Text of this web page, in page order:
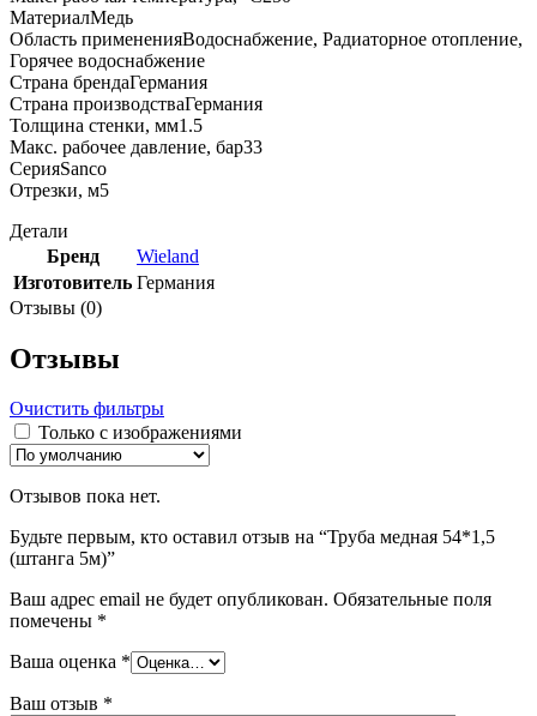
МатериалМедь
Область примененияВодоснабжение, Радиаторное отопление,
Горячее водоснабжение
Страна брендаГермания
Страна производстваГермания
Толщина стенки, мм1.5
Макс. рабочее давление, бар33
СерияSanco
Отрезки, м5
Детали
Бренд
Wieland
Изготовитель Германия
Отзывы (0)
Отзывы
Очистить фильтры
Только с изображениями
Отзывов пока нет.
Будьте первым, кто оставил отзыв на “Труба медная 54*1,5
(штанга 5м)”
Ваш адрес email не будет опубликован. Обязательные поля
помечены *
Ваша оценка *
Ваш отзыв *